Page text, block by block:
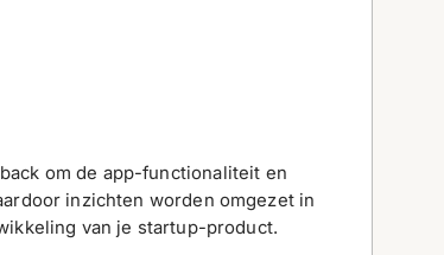
om de app-functionaliteit en
inzichten worden omgezet in
van je startup-product.